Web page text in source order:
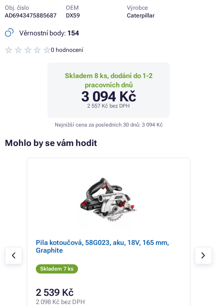
Obj. číslo
AD6943475885687
OEM
DX59
Výrobce
Caterpillar
Věrnostní body: 154
0 hodnocení
Skladem 8 ks, dodání do 1-2
pracovních dnů
3 094 Kč
2 557 Kč bez DPH
Nejnižší cena za posledních 30 dnů: 3 094 Kč
Mohlo by se vám hodit
Pila kotoučová, 58G023, aku, 18V, 165 mm,
Graphite
Skladem 7 ks
2 539 Kč
2 098 Kč bez DPH